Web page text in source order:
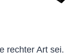
rechter Art sei.